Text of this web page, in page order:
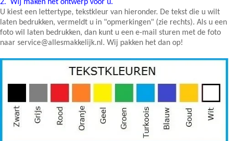
2.
Wij maken het ontwerp voor u.
U kiest een lettertype, tekstkleur van hieronder. De tekst die u wilt
laten bedrukken, vermeldt u in "opmerkingen" (zie rechts). Als u een
foto wil laten bedrukken, dan kunt u een e-mail sturen met de foto
naar service@allesmakkelijk.nl. Wij pakken het dan op!